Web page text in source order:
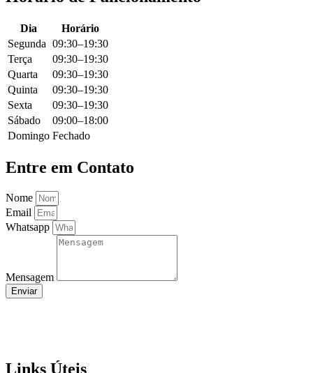
Dia
Horário
Segunda 09:30–19:30
Terça
09:30–19:30
Quarta
09:30–19:30
Quinta
09:30–19:30
Sexta
09:30–19:30
Sábado
09:00–18:00
Domingo Fechado
Entre em Contato
Nome
Email
Whatsapp
Mensagem
Enviar
Links Úteis